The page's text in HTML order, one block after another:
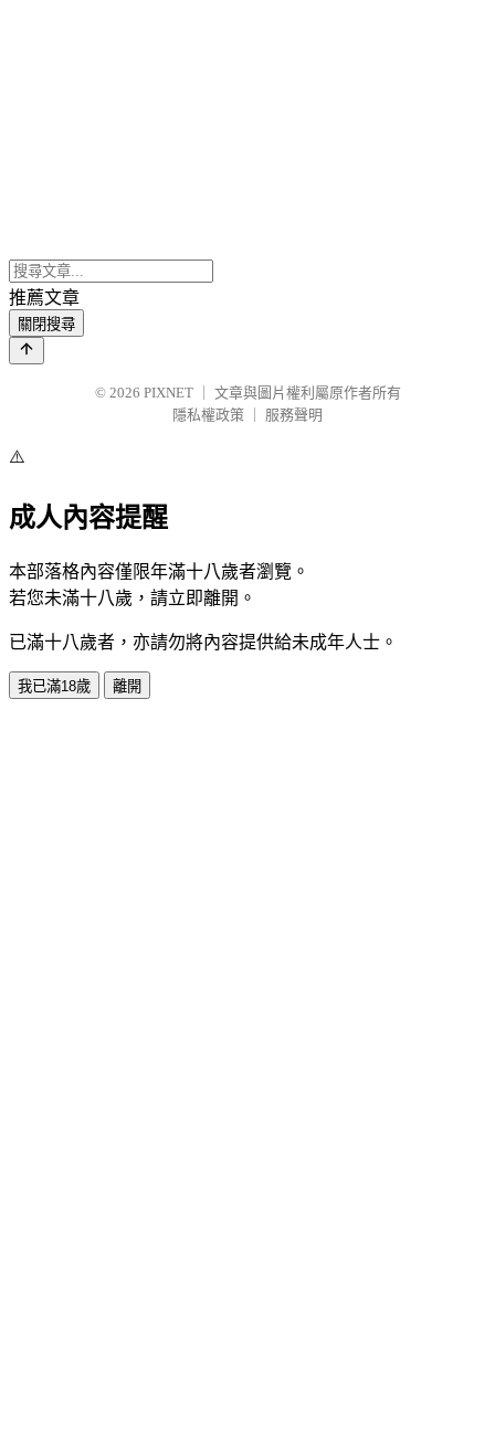
推薦文章
關閉搜尋
© 2026 PIXNET
文章與圖片權利屬原作者所有
隱私權政策
服務聲明
⚠️
成人內容提醒
本部落格內容僅限年滿十八歲者瀏覽。
若您未滿十八歲，請立即離開。
已滿十八歲者，亦請勿將內容提供給未成年人士。
我已滿18歲 離開